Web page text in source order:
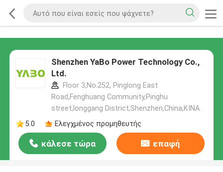
Shenzhen YaBo Power Technology Co.,
Ltd.
Floor 3,No.252, Pinglong East
Road,Fenghuang Community,Pinghu
street,longgang District,Shenzhen,China,ΚΙΝΑ
5.0
Ελεγχμένος προμηθευτής
κάλεσε τώρα επαφή